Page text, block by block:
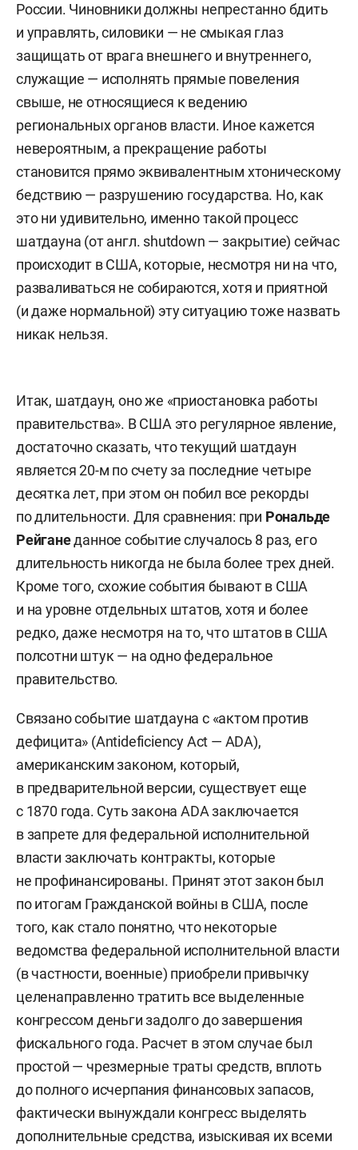
России. Чиновники должны непрестанно бдить
и управлять, силовики — не смыкая глаз
защищать от врага внешнего и внутреннего,
служащие — исполнять прямые повеления
свыше, не относящиеся к ведению
региональных органов власти. Иное кажется
невероятным, а прекращение работы
становится прямо эквивалентным хтоническому
бедствию — разрушению государства. Но, как
это ни удивительно, именно такой процесс
шатдауна (от англ. shutdown — закрытие) сейчас
происходит в США, которые, несмотря ни на что,
разваливаться не собираются, хотя и приятной
(и даже нормальной) эту ситуацию тоже назвать
никак нельзя.
Итак, шатдаун, оно же «приостановка работы
правительства». В США это регулярное явление,
достаточно сказать, что текущий шатдаун
является 20-м по счету за последние четыре
десятка лет, при этом он побил все рекорды
по длительности. Для сравнения: при Рональде
Рейганеданное событие случалось 8 раз, его
длительность никогда не была более трех дней.
Кроме того, схожие события бывают в США
и на уровне отдельных штатов, хотя и более
редко, даже несмотря на то, что штатов в США
полсотни штук — на одно федеральное
правительство.
Связано событие шатдауна с «актом против
дефицита» (Antideficiency Act — ADA),
американским законом, который,
в предварительной версии, существует еще
с 1870 года. Суть закона ADA заключается
в запрете для федеральной исполнительной
власти заключать контракты, которые
не профинансированы. Принят этот закон был
по итогам Гражданской войны в США, после
того, как стало понятно, что некоторые
ведомства федеральной исполнительной власти
(в частности, военные) приобрели привычку
целенаправленно тратить все выделенные
конгрессом деньги задолго до завершения
фискального года. Расчет в этом случае был
простой — чрезмерные траты средств, вплоть
до полного исчерпания финансовых запасов,
фактически вынуждали конгресс выделять
дополнительные средства, изыскивая их всеми